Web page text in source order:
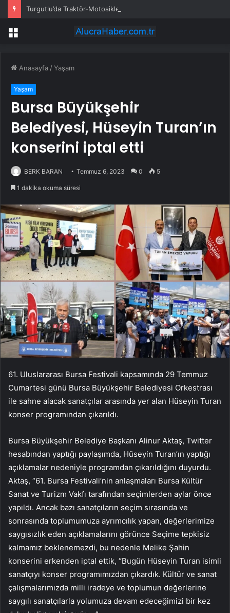
Turgutlu’da Traktör-Motosiklet Kazası
Menü
Anasayfa /Yaşam
Yaşam
Bursa Büyükşehir
Belediyesi, Hüseyin Turan’ın
konserini iptal etti
BERK BARAN Temmuz 6, 2023 0 5
1 dakika okuma süresi
61. Uluslararası Bursa Festivali kapsamında 29 Temmuz
Cumartesi günü Bursa Büyükşehir Belediyesi Orkestrası
ile sahne alacak sanatçılar arasında yer alan Hüseyin Turan
konser programından çıkarıldı.
Bursa Büyükşehir Belediye Başkanı Alinur Aktaş, Twitter
hesabından yaptığı paylaşımda, Hüseyin Turan’ın yaptığı
açıklamalar nedeniyle programdan çıkarıldığını duyurdu.
Aktaş, “61. Bursa Festivali’nin anlaşmaları Bursa Kültür
Sanat ve Turizm Vakfı tarafından seçimlerden aylar önce
yapıldı. Ancak bazı sanatçıların seçim sırasında ve
sonrasında toplumumuza ayrımcılık yapan, değerlerimize
saygısızlık eden açıklamalarını görünce Seçime tepkisiz
kalmamız beklenemezdi, bu nedenle Melike Şahin
konserini erkenden iptal ettik, “Bugün Hüseyin Turan isimli
sanatçıyı konser programımızdan çıkardık. Kültür ve sanat
çalışmalarımızda milli iradeye ve toplumun değerlerine
saygılı sanatçılarla yolumuza devam edeceğimizi bir kez